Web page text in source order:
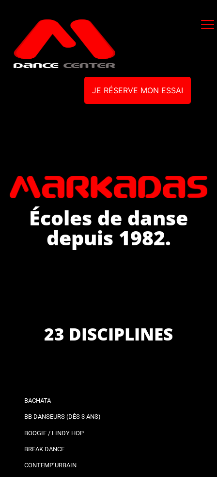
JE RÉSERVE MON ESSAI
Écoles de danse
depuis 1982.
23 DISCIPLINES
BACHATA
BB DANSEURS (DÈS 3 ANS)
BOOGIE / LINDY HOP
BREAK DANCE
CONTEMP’URBAIN